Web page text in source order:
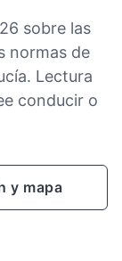
sobre las
normas de
Lectura
conducir o
y mapa